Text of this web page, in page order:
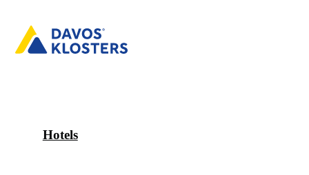
Hotels